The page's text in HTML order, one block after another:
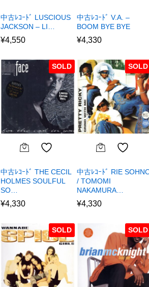
中古ﾚｺｰﾄﾞ LUSCIOUS
JACKSON – LI…
¥4,550
中古ﾚｺｰﾄﾞ V.A. –
BOOM BYE BYE
¥4,330
SOLD
中古ﾚｺｰﾄﾞ THE CECIL
HOLMES SOULFUL
SO…
¥4,330
SOLD
中古ﾚｺｰﾄﾞ RIE
/ TOMOMI
NAKAMURA…
¥4,330
SOLD SOLD